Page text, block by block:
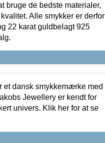
bruge de bedste materialer,
Alle smykker er derfor
22 karat guldbelagt 925
et dansk smykkemærke med
Jewellery er kendt for
univers. Klik her for at se